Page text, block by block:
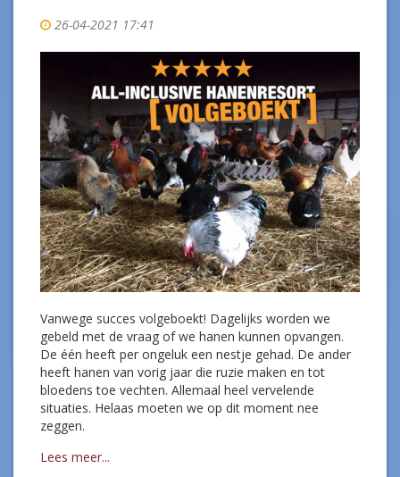
26-04-2021 17:41
Vanwege succes volgeboekt! Dagelijks worden we
gebeld met de vraag of we hanen kunnen opvangen.
De één heeft per ongeluk een nestje gehad. De ander
heeft hanen van vorig jaar die ruzie maken en tot
bloedens toe vechten. Allemaal heel vervelende
situaties. Helaas moeten we op dit moment nee
zeggen.
Lees meer...